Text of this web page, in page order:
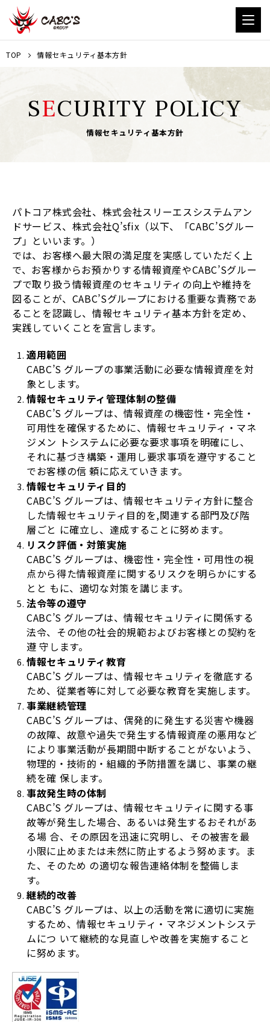
TOP 情報セキュリティ基本方針
SECURITY POLICY
情報セキュリティ基本方針
パトコア株式会社、株式会社スリーエスシステムアン
ドサービス、株式会社Q’sfix（以下、「CABC’Sグルー
プ」といいます。）
では、お客様へ最大限の満足度を実感していただく上
で、お客様からお預かりする情報資産やCABC’Sグルー
プで取り扱う情報資産のセキュリティの向上や維持を
図ることが、CABC’Sグループにおける重要な責務であ
ることを認識し、情報セキュリティ基本方針を定め、
実践していくことを宣言します。
適用範囲
CABC’S グループの事業活動に必要な情報資産を対
象とします。
情報セキュリティ管理体制の整備
CABC’S グループは、情報資産の機密性・完全性・
可用性を確保するために、情報セキュリティ・マネ
ジメン トシステムに必要な要求事項を明確にし、
それに基づき構築・運用し要求事項を遵守すること
でお客様の信 頼に応えていきます。
情報セキュリティ目的
CABC’S グループは、情報セキュリティ方針に整合
した情報セキュリティ目的を,関連する部門及び階
層ごと に確立し、達成することに努めます。
リスク評価・対策実施
CABC’S グループは、機密性・完全性・可用性の視
点から得た情報資産に関するリスクを明らかにする
とと もに、適切な対策を講じます。
法令等の遵守
CABC’S グループは、情報セキュリティに関係する
法令、その他の社会的規範およびお客様との契約を
遵 守します。
情報セキュリティ教育
CABC’S グループは、情報セキュリティを徹底する
ため、従業者等に対して必要な教育を実施します。
事業継続管理
CABC’S グループは、偶発的に発生する災害や機器
の故障、故意や過失で発生する情報資産の悪用など
により事業活動が長期間中断することがないよう、
物理的・技術的・組織的予防措置を講じ、事業の継
続を確 保します。
事故発生時の体制
CABC’S グループは、情報セキュリティに関する事
故等が発生した場合、あるいは発生するおそれがあ
る場 合、その原因を迅速に究明し、その被害を最
小限に止めまたは未然に防止するよう努めます。ま
た、そのため の適切な報告連絡体制を整備しま
す。
継続的改善
CABC’S グループは、以上の活動を常に適切に実施
するため、情報セキュリティ・マネジメントシステ
ムにつ いて継続的な見直しや改善を実施すること
に努めます。